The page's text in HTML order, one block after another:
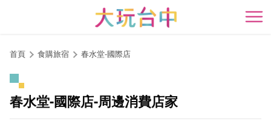
開
首頁 食購旅宿 春水堂-國際店
春水堂-國際店-周邊消費店家